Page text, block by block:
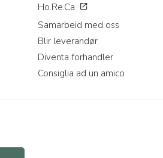
Ho.Re.Ca.
Samarbeid med oss
Blir leverandør
Diventa forhandler
Consiglia ad un amico